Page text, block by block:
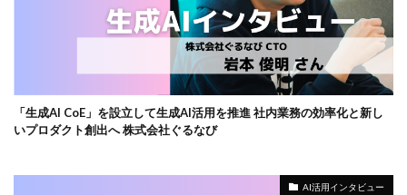
「生成AI CoE」を設立して生成AI活用を推進 社内業務の効率化と新し
いプロダクト創出へ 株式会社ぐるなび
AI活用インタビュー